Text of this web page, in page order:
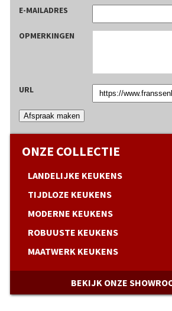
E-MAILADRES
OPMERKINGEN
URL
Afspraak maken
ONZE COLLECTIE
LANDELIJKE KEUKENS
TIJDLOZE KEUKENS
MODERNE KEUKENS
ROBUUSTE KEUKENS
MAATWERK KEUKENS
BEKIJK ONZE